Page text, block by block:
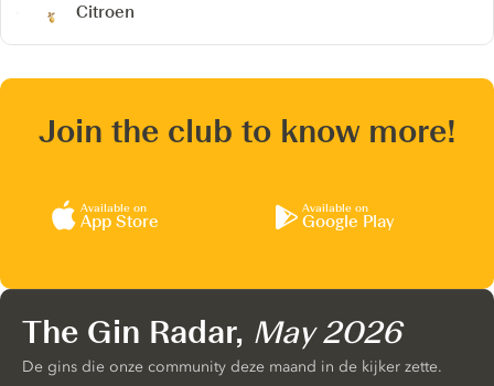
Citroen
Join the club to know more!
Available on
App Store
Available on
Google Play
The Gin Radar, May 2026
De gins die onze community deze maand in de kijker zette.